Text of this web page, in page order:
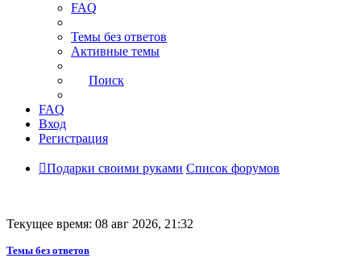
FAQ
Темы без ответов
Активные темы
Поиск
FAQ
Вход
Регистрация
Подарки своими руками Список форумов
Текущее время: 08 авг 2026, 21:32
Темы без ответов